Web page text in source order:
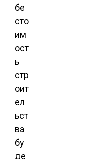
бе
сто
им
ост
ь
стр
оит
ел
ьст
ва
бу
де